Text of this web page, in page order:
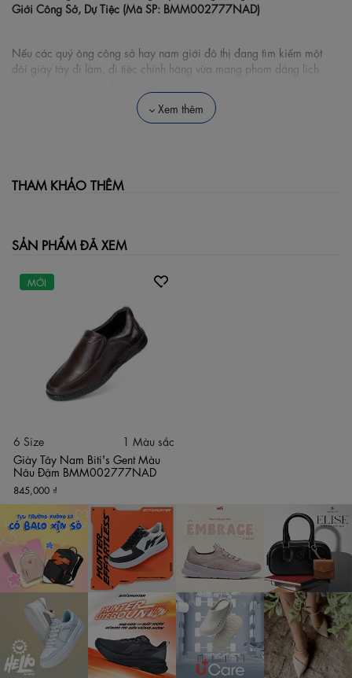
Giới Công Sở, Dự Tiệc (Mã SP: BMM002777NAD)
Nếu các quý ông công sở hay nam giới đô thị đang tìm kiếm một
đôi giày tây đi làm, đi tiệc chính hãng vừa mang phom dáng lịch
thoải mái tháo xỏ hằng ngày mà không cần buộc dây phức tạp thì
Giày Tây Nam Biti's Gent Màu Nâu Đậm (BMM002777NAD)
sẫm cổ điển giúp nâng niu từng bước đi vững chãi của phái mạnh tại
môi trường văn phòng hay các buổi gặp gỡ đối tác.
🌟 Những Trải Nghiệm Thực Tế Từ Sản
Phẩm
Chất liệu da sang trọng: Toàn bộ phần thân quai (Upper)
của giày được chế tác từ chất liệu da thật chọn lọc cao cấp
mang tone màu nu đậm (nâu cà phê) cổ điển và đứng đắn.
Trải nghiệm thực tế cho thấy lớp da có độ dẻo dai cao, càng
mang càng mềm và ôm khít theo phom chân của người sử
dụng. Bề mặt da thật sở hữu khả năng thoáng khí tự nhiên, kết
hợp lớp lót trong êm ái giúp ngăn ngừa tối đa tình trạng bí
bách, hầm mồ hôi chân hay gây chai sạn gót chân khi quý
Đôi giày thể hiện sự tinh tế qua những đường chỉ may dập nổi
hình vòng cung bo dọc theo mũi giày, tạo phom dáng cứng
cáp, nam tính giúp tôn lên vẻ chín chắn. Điểm xuyết ở phần
viền cổ giày là các dải đục lỗ nghệ thuật (Brogue) kết hợp
phần thun co giãn ẩn bên sườn, giúp mu bàn chân luôn có
khoảng thở thoải mái và hỗ trợ việc co duỗi cổ chân không bị
tì cấn đau đớn.
Kiểu dáng Slip-on (giày lười) tiện dụng, giải phóng thời
gian: Lược bỏ hoàn toàn hệ thống dây buộc rườm rà, Biti's
Gent sở hữu cấu trúc giày lười thời thượng. Nam giới chỉ cần
một thao tác xỏ chân nhẹ nhàng là phom giày tự động ôm khít
vừa vặn. Thiết kế tiện lợi này cực kỳ phù hợp với nhịp sống
bận rộn hằng ngày của các quý ông văn phòng, giúp tiết
kiệm thời gian mà vẫn đảm bảo tính chỉn chu, lịch sự tuyệt đối
khi xuất hiện trước đám đông.
Xem thêm
THAM KHẢO THÊM
SẢN PHẨM ĐÃ XEM
MỚI
6 Size
1 Màu sắc
Giày Tây Nam Biti's Gent Màu
Nâu Đậm BMM002777NAD
845,000 ₫